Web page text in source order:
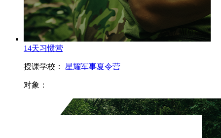
14天习惯营
授课学校： 星耀军事夏令营
对象：